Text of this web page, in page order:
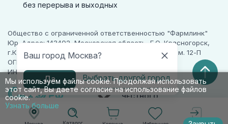
Ваш город Москва?
Да Выбрать другой город
Мы используем файлы cookie. Продолжая использовать
этот сайт, Вы даете согласие на использование файлов
cookie.
Узнать больше
без перерыва и выходных
Общество с ограниченной ответственностью "Фармлинк"
Юр. Адрес: 143402, Московская область, Г.О. Красногорск,
г.Красногорск, ул. Жуковского, д. 17, помещ. III, ком. 12-П
ОГРН 1225000071955
ИНН 5024223277
ПАРТНЕР
ЧЕСТНОГО